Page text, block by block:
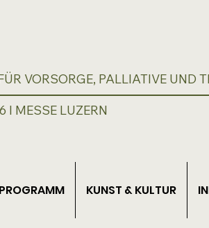
VORSORGE, PALLIATIVE UND
I MESSE LUZERN
KUNST & KULTUR